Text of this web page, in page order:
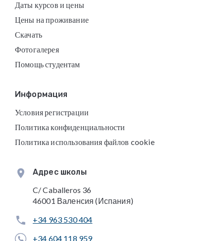
Даты курсов и цены
Цены на проживание
Скачать
Фотогалерея
Помощь студентам
Информация
Условия регистрации
Политика конфиденциальности
Политика использования файлов cookie
Адрес школы
C/ Caballeros 36
46001 Валенсия (Испания)
+34 963 530 404
+34 604 118 959